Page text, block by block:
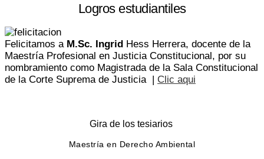
Logros estudiantiles
Felicitamos aM.Sc. Ingrid Hess Herrera, docente de la
Maestría Profesional en Justicia Constitucional, por su
nombramiento como Magistrada de la Sala Constitucional
de la Corte Suprema de Justicia | Clic aqui
Gira de los tesiarios
Maestría en Derecho Ambiental